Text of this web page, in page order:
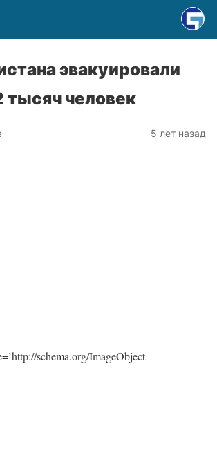
эвакуировали
тысяч человек
5 лет назад
schema.org/ImageObject